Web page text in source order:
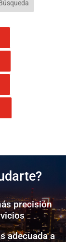
precisión
adecuada a